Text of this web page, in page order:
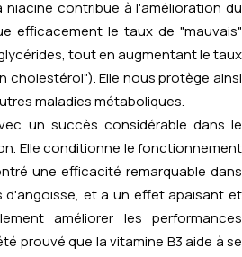
niacine contribue à l'amélioration du
efficacement le taux de "mauvais"
tout en augmentant le taux
cholestérol"). Elle nous protège ainsi
maladies métaboliques.
un succès considérable dans le
Elle conditionne le fonctionnement
une efficacité remarquable dans
d'angoisse, et a un effet apaisant et
améliorer les performances
prouvé que la vitamine B3 aide à se